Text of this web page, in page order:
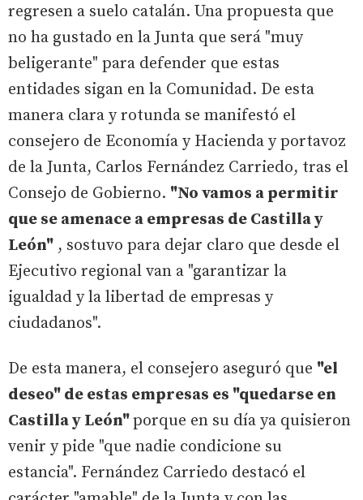
regresen a suelo catalán. Una propuesta que
no ha gustado en la Junta que será "muy
beligerante" para defender que estas
entidades sigan en la Comunidad. De esta
manera clara y rotunda se manifestó el
consejero de Economía y Hacienda y portavoz
de la Junta, Carlos Fernández Carriedo, tras el
Consejo de Gobierno. "No vamos a permitir
que se amenace a empresas de Castilla y
León" , sostuvo para dejar claro que desde el
Ejecutivo regional van a "garantizar la
igualdad y la libertad de empresas y
ciudadanos".
De esta manera, el consejero aseguró que "el
deseo" de estas empresas es "quedarse en
Castilla y León"porque en su día ya quisieron
venir y pide "que nadie condicione su
estancia". Fernández Carriedo destacó el